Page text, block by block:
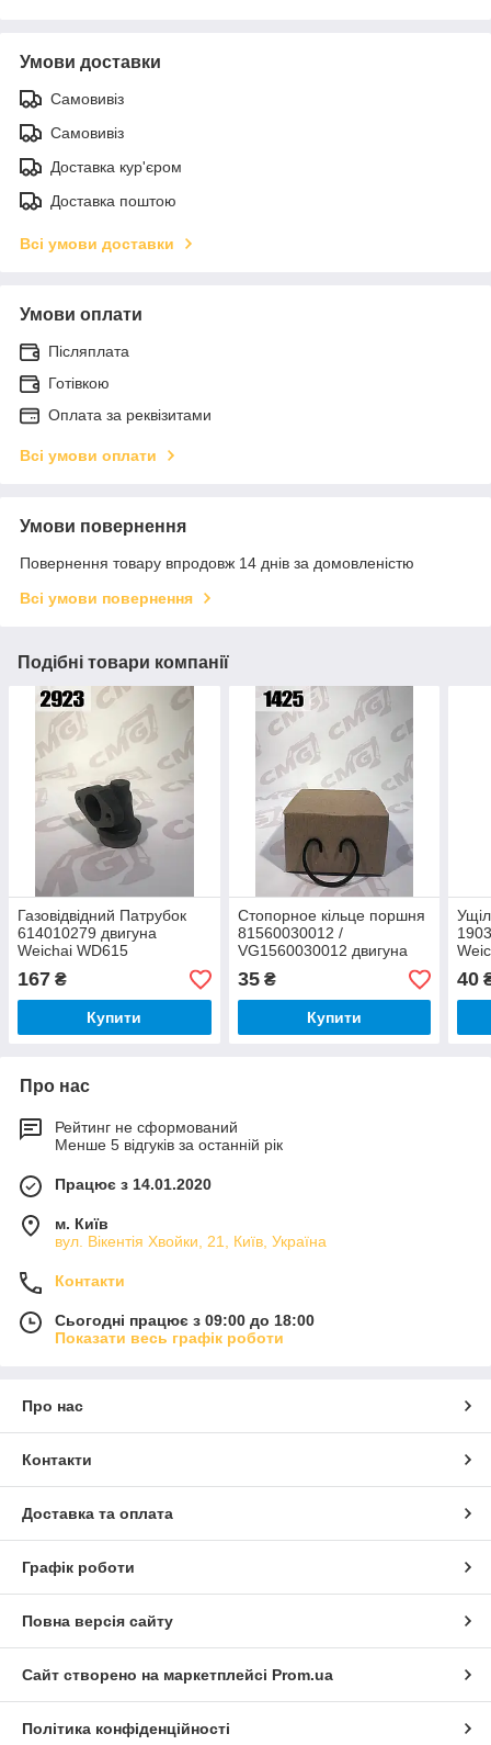
Умови доставки
Самовивіз
Самовивіз
Доставка кур'єром
Доставка поштою
Всі умови доставки
Умови оплати
Післяплата
Готівкою
Оплата за реквізитами
Всі умови оплати
Умови повернення
Повернення товару впродовж 14 днів за домовленістю
Всі умови повернення
Подібні товари компанії
Газовідвідний Патрубок
614010279 двигуна
Weichai WD615
167 ₴
Купити
Cтопорное кільце поршня
81560030012 /
VG1560030012 двигуна
Weichai WD615
35₴
Купити
40
Про нас
Рейтинг не сформований
Менше 5 відгуків за останній рік
Працює з 14.01.2020
м. Київ
вул. Вікентія Хвойки, 21, Київ, Україна
Контакти
Сьогодні працює з 09:00 до 18:00
Показати весь графік роботи
Про нас
Контакти
Доставка та оплата
Графік роботи
Повна версія сайту
Сайт створено на маркетплейсі Prom.ua
Політика конфіденційності